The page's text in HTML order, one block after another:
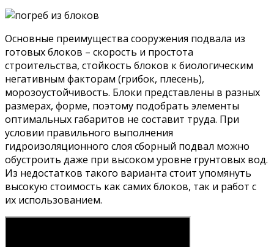
Основные преимущества сооружения подвала из
готовых блоков – скорость и простота
строительства, стойкость блоков к биологическим
негативным факторам (грибок, плесень),
морозоустойчивость. Блоки представлены в разных
размерах, форме, поэтому подобрать элементы
оптимальных габаритов не составит труда. При
условии правильного выполнения
гидроизоляционного слоя сборный подвал можно
обустроить даже при высоком уровне грунтовых вод.
Из недостатков такого варианта стоит упомянуть
высокую стоимость как самих блоков, так и работ с
их использованием.